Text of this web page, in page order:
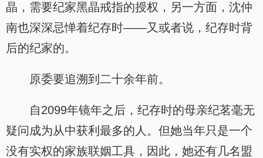
晶，需要纪家黑晶戒指的授权，另一方面，沈仲
南也深深忌惮着纪存时——又或者说，纪存时背
后的纪家的。
原委要追溯到二十余年前。
自2099年镜年之后，纪存时的母亲纪茗毫无
疑问成为从中获利最多的人。但她当年只是一个
没有实权的家族联姻工具，因此，她还有几名盟